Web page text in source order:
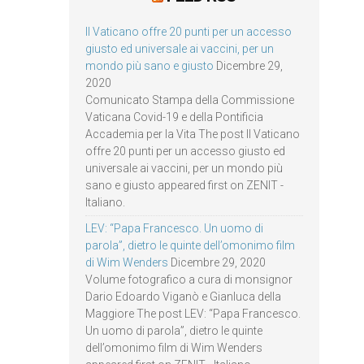
Il Vaticano offre 20 punti per un accesso
giusto ed universale ai vaccini, per un
mondo più sano e giusto Dicembre 29,
2020
Comunicato Stampa della Commissione
Vaticana Covid-19 e della Pontificia
Accademia per la Vita The post Il Vaticano
offre 20 punti per un accesso giusto ed
universale ai vaccini, per un mondo più
sano e giusto appeared first on ZENIT -
Italiano.
LEV: “Papa Francesco. Un uomo di
parola”, dietro le quinte dell’omonimo film
di Wim Wenders Dicembre 29, 2020
Volume fotografico a cura di monsignor
Dario Edoardo Viganò e Gianluca della
Maggiore The post LEV: “Papa Francesco.
Un uomo di parola”, dietro le quinte
dell’omonimo film di Wim Wenders